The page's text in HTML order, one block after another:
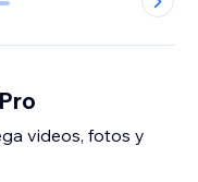
videos, fotos y